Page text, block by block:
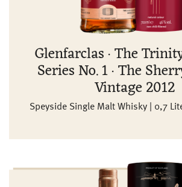
Glenfarclas · The
Series No. 1 · The
Vintage 2012
Speyside Single Malt Whisky | 0,7